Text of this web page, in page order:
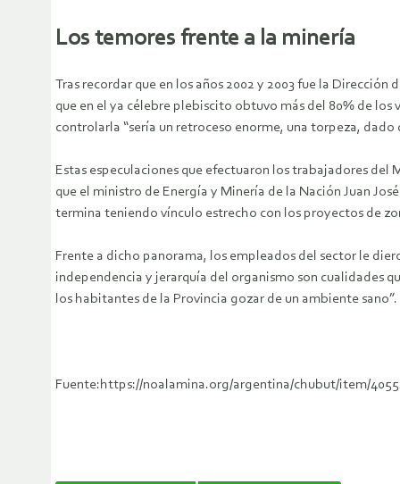
Los temores frente a la minería
Tras recordar que en los años 2002 y 2003 fue la
que en el ya célebre plebiscito obtuvo más del 80% de
controlarla “sería un retroceso enorme, una torpeza,
Estas especulaciones que efectuaron los trabajadores del
que el ministro de Energía y Minería de la Nación Juan
termina teniendo vínculo estrecho con los proyectos de
Frente a dicho panorama, los empleados del sector le
independencia y jerarquía del organismo son cualidades
los habitantes de la Provincia gozar de un ambiente sano”.
Fuente:https://noalamina.org/argentina/chubut/item/